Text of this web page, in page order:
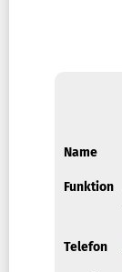
Name
Funktion
Telefon